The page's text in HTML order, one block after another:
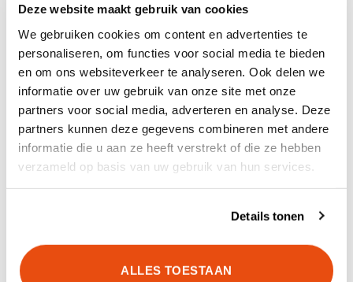
Deze website maakt gebruik van cookies
We gebruiken cookies om content en advertenties te
personaliseren, om functies voor social media te bieden
en om ons websiteverkeer te analyseren. Ook delen we
informatie over uw gebruik van onze site met onze
partners voor social media, adverteren en analyse. Deze
partners kunnen deze gegevens combineren met andere
informatie die u aan ze heeft verstrekt of die ze hebben
verzameld op basis van uw gebruik van hun services.
Details tonen
ALLES TOESTAAN
Tacstack Organiser S
€24,99
Tacstack Organising Patches
€19,90